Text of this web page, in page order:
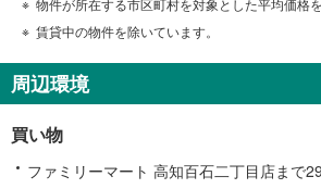
賃貸中の物件を除いています。
周辺環境
買い物
ファミリーマート 高知百石二丁目店まで